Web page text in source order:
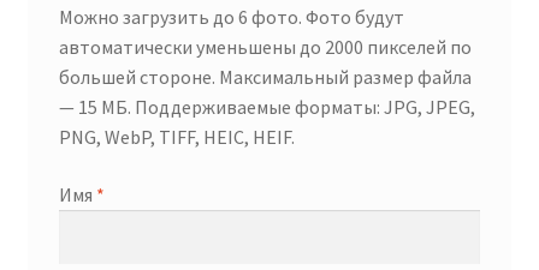
Можно загрузить до 6 фото. Фото будут
автоматически уменьшены до 2000 пикселей по
большей стороне. Максимальный размер файла
— 15 МБ. Поддерживаемые форматы: JPG, JPEG,
PNG, WebP, TIFF, HEIC, HEIF.
Имя *